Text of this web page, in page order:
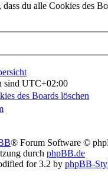
du alle Cookies des
sind UTC+02:00
des Boards löschen
® Forum Software ©
durch phpBB.de
for 3.2 by phpBB-